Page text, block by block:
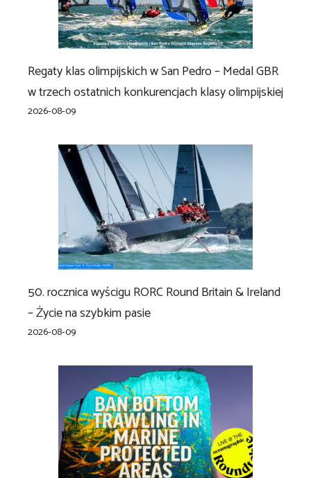
Regaty klas olimpijskich w San Pedro – Medal GBR
w trzech ostatnich konkurencjach klasy olimpijskiej
2026-08-09
50. rocznica wyścigu RORC Round Britain & Ireland
– Życie na szybkim pasie
2026-08-09